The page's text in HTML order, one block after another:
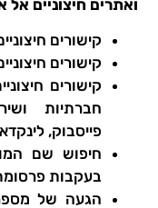
ואתרים חיצוניים
קישורים
קישורים
קישורים
חברתיות
פייסבוק,
חיפוש שם
בעקבות
הגעה של